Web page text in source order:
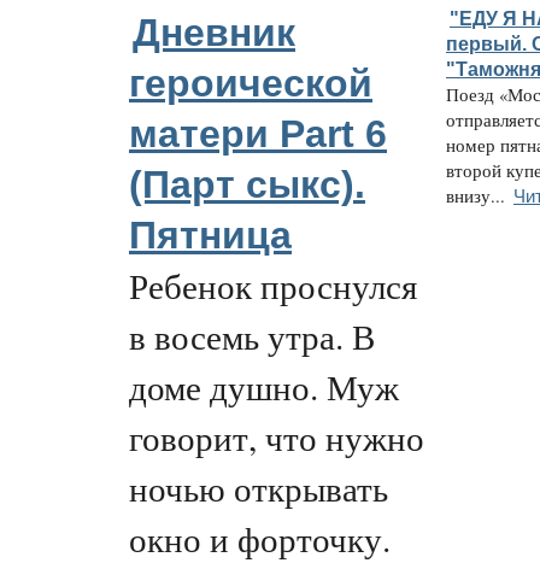
Дневник
героической
матери Part 6
(Парт cыкс).
Пятница
Ребенок проснулся
в восемь утра. В
доме душно. Муж
говорит, что нужно
ночью открывать
окно и форточку.
"ЕДУ Я
первый.
Поезд
номер
второй
внизу...